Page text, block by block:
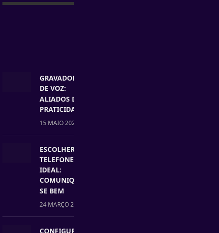
GRAVADORES
DE VOZ:
ALIADOS DA
PRATICIDADE
15 MAIO 2025
ESCOLHER O
TELEFONE
IDEAL:
COMUNIQUE-
SE BEM
24 MARÇO 2025
CONFIGURAR